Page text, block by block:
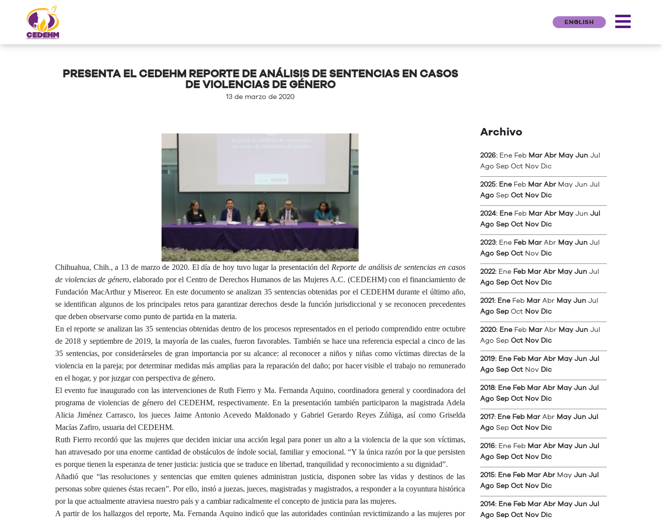
ENGLISH
PRESENTA EL CEDEHM REPORTE DE ANÁLISIS DE SENTENCIAS EN CASOS
DE VIOLENCIAS DE GÉNERO
13 de marzo de 2020
Chihuahua, Chih., a 13 de marzo de 2020. El día de hoy tuvo lugar la presentación del Reporte de análisis de sentencias en casos
de violencias de género, elaborado por el Centro de Derechos Humanos de las Mujeres A.C. (CEDEHM) con el financiamiento de
Fundación MacArthur y Misereor. En este documento se analizan 35 sentencias obtenidas por el CEDEHM durante el último año,
se identifican algunos de los principales retos para garantizar derechos desde la función jurisdiccional y se reconocen precedentes
que deben observarse como punto de partida en la materia.
En el reporte se analizan las 35 sentencias obtenidas dentro de los procesos representados en el periodo comprendido entre octubre
de 2018 y septiembre de 2019, la mayoría de las cuales, fueron favorables. También se hace una referencia especial a cinco de las
35 sentencias, por considerárseles de gran importancia por su alcance: al reconocer a niños y niñas como víctimas directas de la
violencia en la pareja; por determinar medidas más amplias para la reparación del daño; por hacer visible el trabajo no remunerado
en el hogar, y por juzgar con perspectiva de género.
El evento fue inaugurado con las intervenciones de Ruth Fierro y Ma. Fernanda Aquino, coordinadora general y coordinadora del
programa de violencias de género del CEDEHM, respectivamente. En la presentación también participaron la magistrada Adela
Alicia Jiménez Carrasco, los jueces Jaime Antonio Acevedo Maldonado y Gabriel Gerardo Reyes Zúñiga, así como Griselda
Macías Zafiro, usuaria del CEDEHM.
Ruth Fierro recordó que las mujeres que deciden iniciar una acción legal para poner un alto a la violencia de la que son víctimas,
han atravesado por una enorme cantidad de obstáculos de índole social, familiar y emocional. “Y la única razón por la que persisten
es porque tienen la esperanza de tener justicia: justicia que se traduce en libertad, tranquilidad y reconocimiento a su dignidad”.
Añadió que “las resoluciones y sentencias que emiten quienes administran justicia, disponen sobre las vidas y destinos de las
personas sobre quienes éstas recaen”. Por ello, instó a juezas, jueces, magistradas y magistrados, a responder a la coyuntura histórica
por la que actualmente atraviesa nuestro país y a cambiar radicalmente el concepto de justicia para las mujeres.
A partir de los hallazgos del reporte, Ma. Fernanda Aquino indicó que las autoridades continúan revictimizando a las mujeres por
Archivo
2026: Ene Feb Mar Abr May Jun Jul
Ago Sep Oct Nov Dic
2025: Ene Feb Mar Abr May Jun Jul
Ago Sep Oct Nov Dic
2024: Ene Feb Mar Abr May Jun Jul
Ago Sep Oct Nov Dic
2023: Ene Feb Mar Abr May Jun Jul
Ago Sep Oct Nov Dic
2022: Ene Feb Mar Abr May Jun Jul
Ago Sep Oct Nov Dic
2021: Ene Feb Mar Abr May Jun Jul
Ago Sep Oct Nov Dic
2020: Ene Feb Mar Abr May Jun Jul
Ago Sep Oct Nov Dic
2019: Ene Feb Mar Abr May Jun Jul
Ago Sep Oct Nov Dic
2018: Ene Feb Mar Abr May Jun Jul
Ago Sep Oct Nov Dic
2017: Ene Feb Mar Abr May Jun Jul
Ago Sep Oct Nov Dic
2016: Ene Feb Mar Abr May Jun Jul
Ago Sep Oct Nov Dic
2015: Ene Feb Mar Abr May Jun Jul
Ago Sep Oct Nov Dic
2014: Ene Feb Mar Abr May Jun Jul
Ago Sep Oct Nov Dic